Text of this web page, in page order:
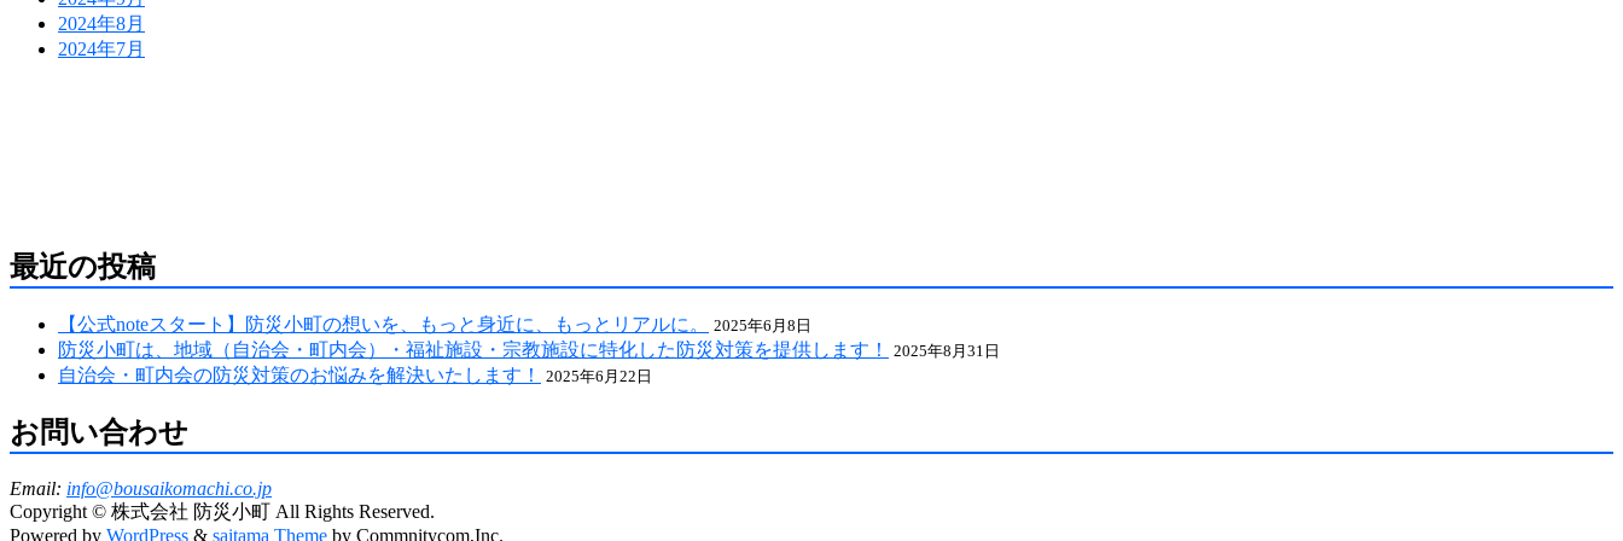
2024年8月
2024年7月
最近の投稿
【公式noteスタート】防災小町の想いを、もっと身近に、もっとリアルに。 2025年6月8日
防災小町は、地域（自治会・町内会）・福祉施設・宗教施設に特化した防災対策を提供します！ 2025年8月31日
自治会・町内会の防災対策のお悩みを解決いたします！ 2025年6月22日
お問い合わせ
Email: info@bousaikomachi.co.jp
Copyright © 株式会社 防災小町 All Rights Reserved.
Powered by WordPress & saitama Theme by Commnitycom,Inc.